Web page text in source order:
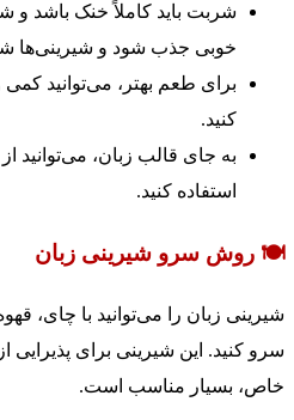
شربت باید کاملاً خنک باشد و
خوبی جذب شود و شیرینی‌ها
برای طعم بهتر، می‌توانید
کنید.
به جای قالب زبان، می‌توانید
استفاده کنید.
🍽️ روش سرو شیرینی زبان
شیرینی زبان را می‌توانید با چای،
سرو کنید. این شیرینی برای پذیرایی
خاص، بسیار مناسب است.